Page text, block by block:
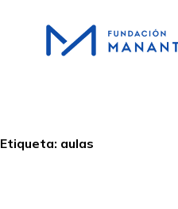
Etiqueta: aulas